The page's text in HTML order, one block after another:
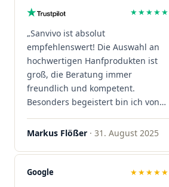
★★★★★
„Sanvivo ist absolut
empfehlenswert! Die Auswahl an
hochwertigen Hanfprodukten ist
groß, die Beratung immer
freundlich und kompetent.
Besonders begeistert bin ich von
der schnellen Rezeptannahme –
alles läuft unkompliziert und
sind extrem zügig, was mir jedes
Mal viel Zeit spart. Man merkt,
Markus Flößer · 31. August 2025
Google ★★★★★